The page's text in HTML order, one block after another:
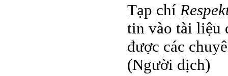
Tạp chí
tin vào tài liệu
được các
(Người dịch)